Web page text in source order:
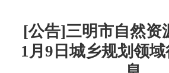
[公告]三明市自然资
1月9日城乡规划领